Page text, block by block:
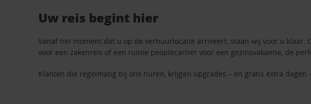
Uw reis begint hier
Vanaf het moment dat u op de verhuurlocatie arriveert, staan wij voor u
voor een zakenreis of een ruime peoplecarrier voor een gezinsvakantie, de
Klanten die regelmatig bij ons huren, krijgen upgrades – en gratis extra